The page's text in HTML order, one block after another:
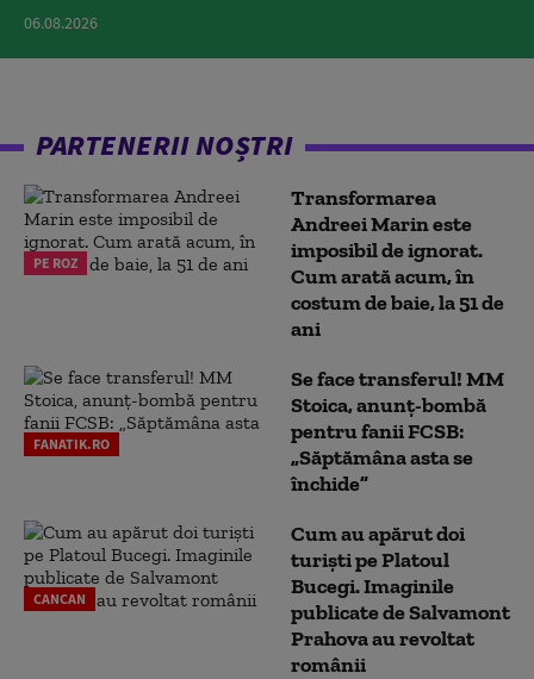
06.08.2026
PARTENERII NOȘTRI
PE ROZ
Transformarea
Andreei Marin este
imposibil de ignorat.
Cum arată acum, în
costum de baie, la 51 de
ani
FANATIK.RO
Se face transferul! MM
Stoica, anunț-bombă
pentru fanii FCSB:
„Săptămâna asta se
închide”
CANCAN
Cum au apărut doi
turiști pe Platoul
Bucegi. Imaginile
publicate de Salvamont
Prahova au revoltat
românii